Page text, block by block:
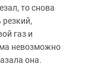
то снова
газ и
невозможно
она.